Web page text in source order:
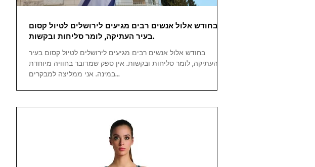
בחודש אלול אנשים רבים מגיעים לירושלים לטיול קסום
בעיר העתיקה, לומר סליחות ובקשות.
בחודש אלול אנשים רבים מגיעים לירושלים לטיול קסום בעיר
העתיקה, לומר סליחות ובקשות. אין ספק שמדובר בחוויה מיוחדת
במינה. אני ממליצה למבקרים...